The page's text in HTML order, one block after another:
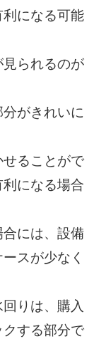
利になる可能
られるのが
がきれいに
ることがで
になる場合
には、設備
スが少なく
りは、購入
する部分で